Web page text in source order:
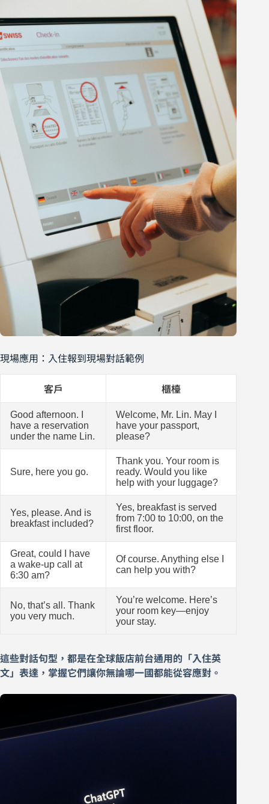
現場應用：入住報到現場對話範例
客戶 櫃檯
Good afternoon. I
have a reservation
under the name Lin.
Welcome, Mr. Lin. May I
have your passport,
please?
Sure, here you go.
Thank you. Your room is
ready. Would you like
help with your luggage?
Yes, please. And is
breakfast included?
Yes, breakfast is served
from 7:00 to 10:00, on the
first floor.
Great, could I have
a wake-up call at
6:30 am?
Of course. Anything else I
can help you with?
No, that’s all. Thank
you very much.
You’re welcome. Here’s
your room key—enjoy
your stay.
這些對話句型，都是在全球飯店前台通用的「入住英
文」表達，掌握它們讓你無論哪一國都能從容應對。